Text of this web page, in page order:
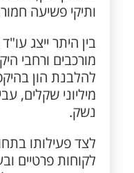
ותיקי פשיעה
בין היתר ייצג
מורכבים ורחבי
להלבנת הון
מיליוני שקלים,
נשק.
לצד פעילותו
לקוחות פרטיים